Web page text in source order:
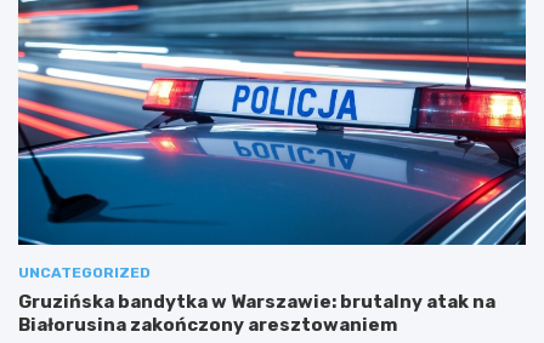
UNCATEGORIZED
Gruzińska bandytka w Warszawie: brutalny atak na
Białorusina zakończony aresztowaniem